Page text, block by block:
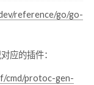
reference/go/go-
应的插件：
cmd/protoc-gen-